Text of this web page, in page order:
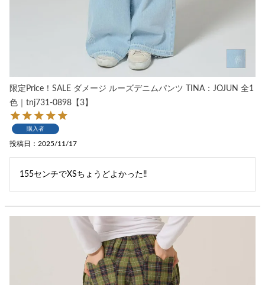
限定Price！SALE ダメージ ルーズデニムパンツ TINA：JOJUN 全1
色｜tnj731-0898【3】
購入者
投稿日 2025/11/17